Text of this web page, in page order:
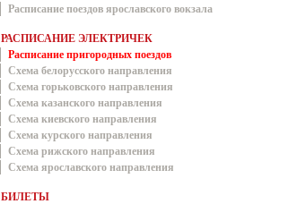
Расписание поездов ярославского вокзала
РАСПИСАНИЕ ЭЛЕКТРИЧЕК
Расписание пригородных поездов
Схема белорусского направления
Схема горьковского направления
Схема казанского направления
Схема киевского направления
Схема курского направления
Схема рижского направления
Схема ярославского направления
БИЛЕТЫ